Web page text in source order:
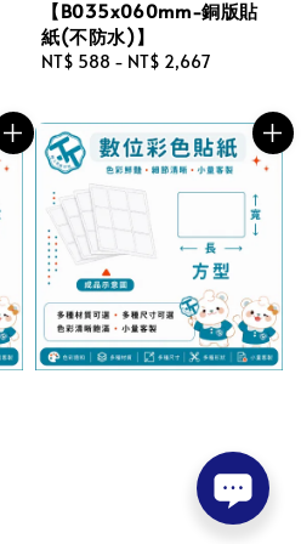
【B035x060mm-銅版貼
紙(不防水)】
Regular
NT$ 588 - NT$ 2,667